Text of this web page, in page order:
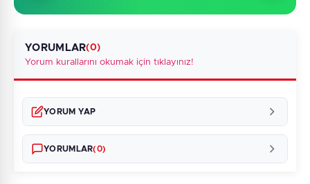
YORUMLAR(0)
Yorum kurallarını okumak için tıklayınız!
YORUM YAP
YORUMLAR(0)